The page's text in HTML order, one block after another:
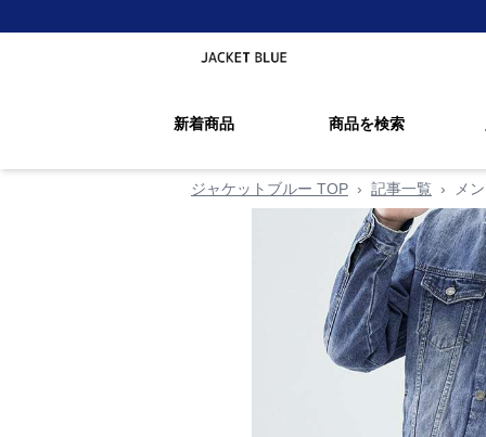
新着商品 商品を検索
ジャケットブルー TOP › 記事一覧 › メ